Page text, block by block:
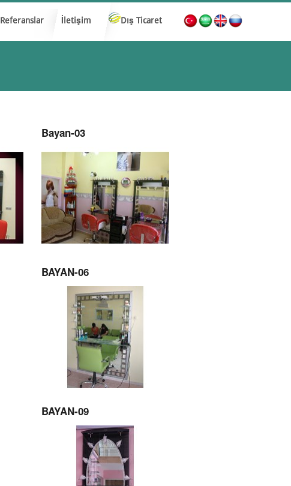
Referanslar İletişim Dış Ticaret
Bayan-03
BAYAN-06
BAYAN-09